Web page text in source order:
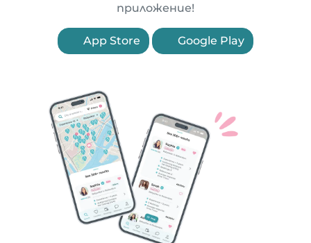
приложение!
App Store Google Play